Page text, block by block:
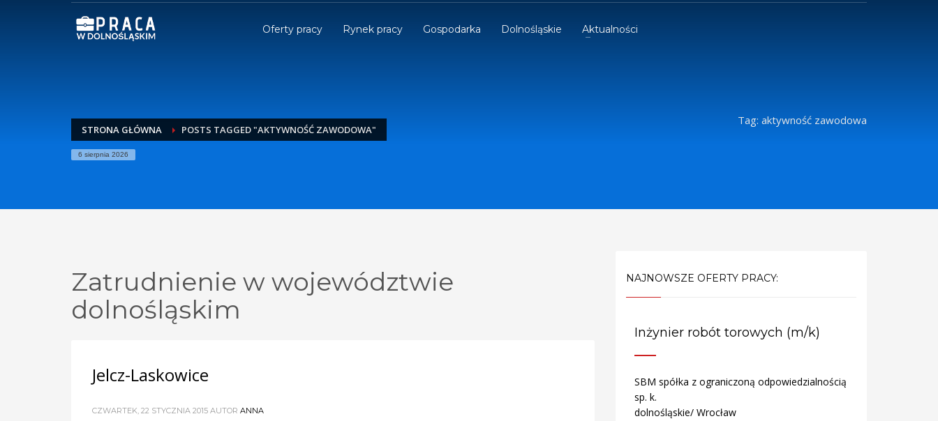
Oferty pracy Rynek pracy Gospodarka Dolnośląskie Aktualności
STRONA GŁÓWNA POSTS TAGGED "AKTYWNOŚĆ ZAWODOWA"
6 sierpnia 2026
Tag: aktywność zawodowa
Zatrudnienie w województwie
dolnośląskim
Jelcz-Laskowice
CZWARTEK, 22 STYCZNIA 2015 AUTOR ANNA
NAJNOWSZE OFERTY PRACY:
Inżynier robót torowych (m/k)
SBM spółka z ograniczoną odpowiedzialnością
sp. k.
dolnośląskie/ Wrocław